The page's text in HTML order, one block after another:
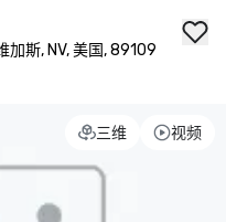
斯, NV, 美国, 89109
三维 视频